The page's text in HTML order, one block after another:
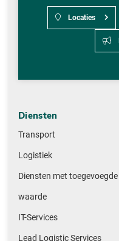
Locaties
Diensten
Transport
Logistiek
Diensten met toegevoegde
waarde
IT-Services
Lead Logistic Services